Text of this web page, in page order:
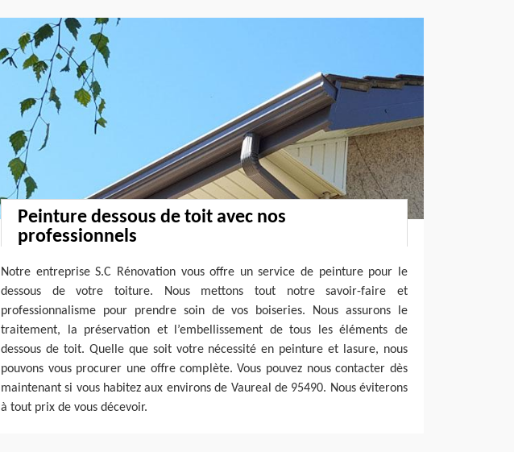
Peinture dessous de toit avec nos
professionnels
Notre entreprise S.C Rénovation vous offre un service de peinture pour le
dessous de votre toiture. Nous mettons tout notre savoir-faire et
professionnalisme pour prendre soin de vos boiseries. Nous assurons le
traitement, la préservation et l’embellissement de tous les éléments de
dessous de toit. Quelle que soit votre nécessité en peinture et lasure, nous
pouvons vous procurer une offre complète. Vous pouvez nous contacter dès
maintenant si vous habitez aux environs de Vaureal de 95490. Nous éviterons
à tout prix de vous décevoir.